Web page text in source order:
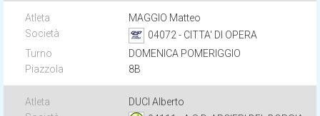
MAGGIO Matteo
04072 - CITTA' DI OPERA
DOMENICA POMERIGGIO
8B
DUCI Alberto